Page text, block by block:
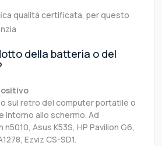
qualità certificata, per questo
della batteria o del
sul retro del computer portatile o
intorno allo schermo. Ad
Asus K53S, HP Pavilion G6,
Ezviz CS-SD1.